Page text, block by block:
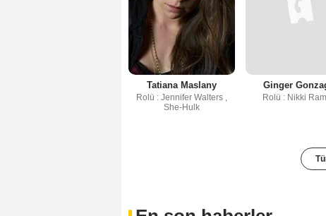
Tatiana Maslany
Rolü : Jennifer Walters ,
She-Hulk
Ginger
Rolü : Nikki